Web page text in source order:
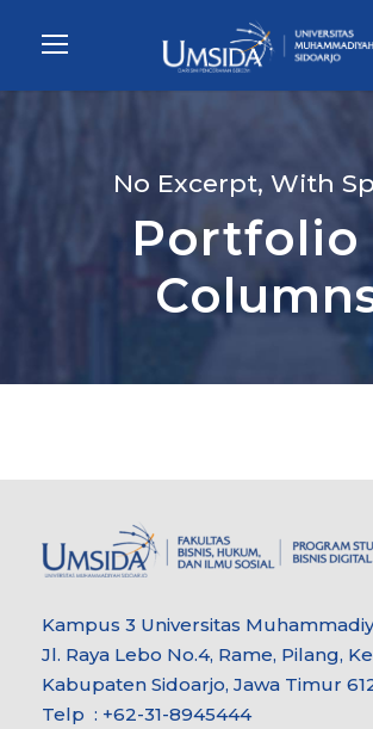
No Excerpt, With
Portfolio
Kampus 3 Universitas
Jl. Raya Lebo No.4, Rame, Pilang,
Kabupaten Sidoarjo, Jawa Timur
Telp : +62-31-8945444